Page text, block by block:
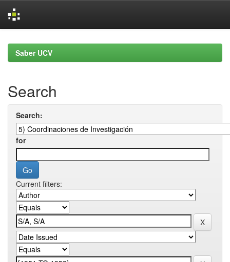
navigationSaber UCV
Search
Search:
for
Current filters: